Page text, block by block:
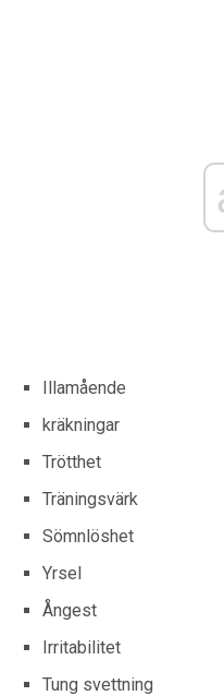
Illamående
kräkningar
Trötthet
Träningsvärk
Sömnlöshet
Yrsel
Ångest
Irritabilitet
Tung svettning